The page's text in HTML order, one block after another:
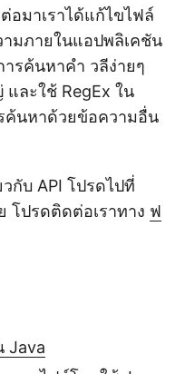
อมาเราได้แก้ไขไฟล์
มภายในแอปพลิเคชัน
รค้นหาคำ วลีง่ายๆ
ละใช้ RegEx ใน
ค้นหาด้วยข้อความอื่น
กับ API โปรดไปที่
โปรดติดต่อเราทาง ฟ
Java